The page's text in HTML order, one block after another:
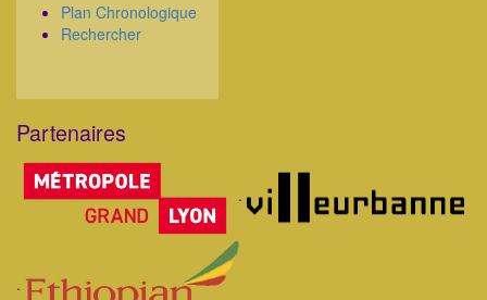
Plan Chronologique
Rechercher
Partenaires
Corps
.
.